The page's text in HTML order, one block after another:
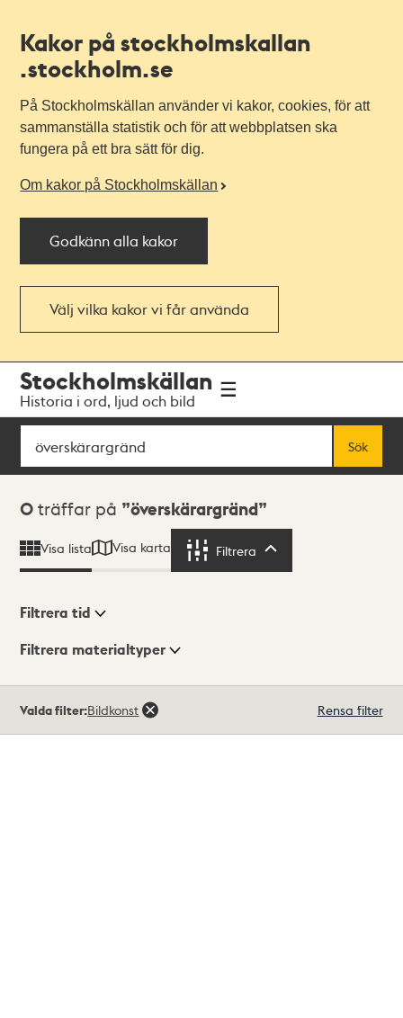
Kakor på stockholmskallan
.stockholm.se
På Stockholmskällan använder vi kakor, cookies, för att
sammanställa statistik och för att webbplatsen ska
fungera på ett bra sätt för dig.
Om kakor på Stockholmskällan
Godkänn alla kakor
Välj vilka kakor vi får använda
navigationen
huvudinnehållet
Stockholmskällan
Historia i ord, ljud och bild
Sök
Sök
Sökresultat
0 träffar på överskärargränd
Visa lista Visa karta Filtrera
Visningsläge
Filtrera tid
Filtrera materialtyper
träffar
Valda filter:Bildkonst Rensa filter